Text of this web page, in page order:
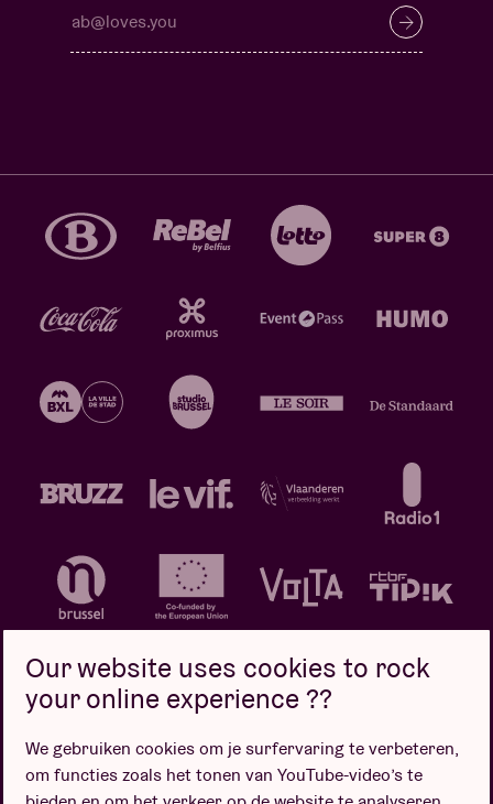
Privacybeleid Cookiebeleid
Verkoopsvoorwaarden
Design door
Our website uses cookies to rock
your online experience ??
We gebruiken cookies om je surfervaring te verbeteren,
om functies zoals het tonen van YouTube-video’s te